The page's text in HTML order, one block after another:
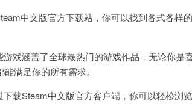
中文版官方下载站，你可以找到各式各样
戏涵盖了全球最热门的游戏作品，无论你是
能满足你的所有需求。
Steam中文版官方客户端，你可以轻松浏览